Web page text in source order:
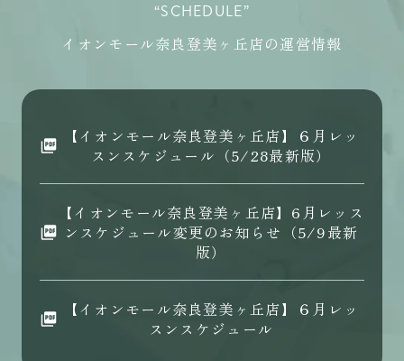
“SCHEDULE”
イオンモール奈良登美ヶ丘店の運営情報
【イオンモール奈良登美ヶ丘店】６月レッ
スンスケジュール（5/28最新版）
【イオンモール奈良登美ヶ丘店】6月レッス
ンスケジュール変更のお知らせ（5/9最新
版）
【イオンモール奈良登美ヶ丘店】６月レッ
スンスケジュール